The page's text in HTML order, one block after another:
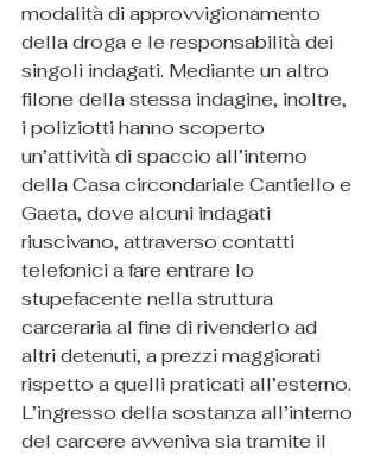
modalità di approvvigionamento
della droga e le responsabilità dei
singoli indagati. Mediante un altro
filone della stessa indagine, inoltre,
i poliziotti hanno scoperto
un’attività di spaccio all’interno
della Casa circondariale Cantiello e
Gaeta, dove alcuni indagati
riuscivano, attraverso contatti
telefonici a fare entrare lo
stupefacente nella struttura
carceraria al fine di rivenderlo ad
altri detenuti, a prezzi maggiorati
rispetto a quelli praticati all’esterno.
L’ingresso della sostanza all’interno
del carcere avveniva sia tramite il